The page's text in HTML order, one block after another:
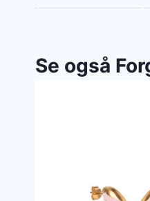
Se også